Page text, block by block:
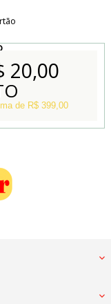
20,00
de R$ 399,00